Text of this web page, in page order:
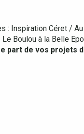
: Inspiration Céret /
Boulou à la Belle
part de vos projets